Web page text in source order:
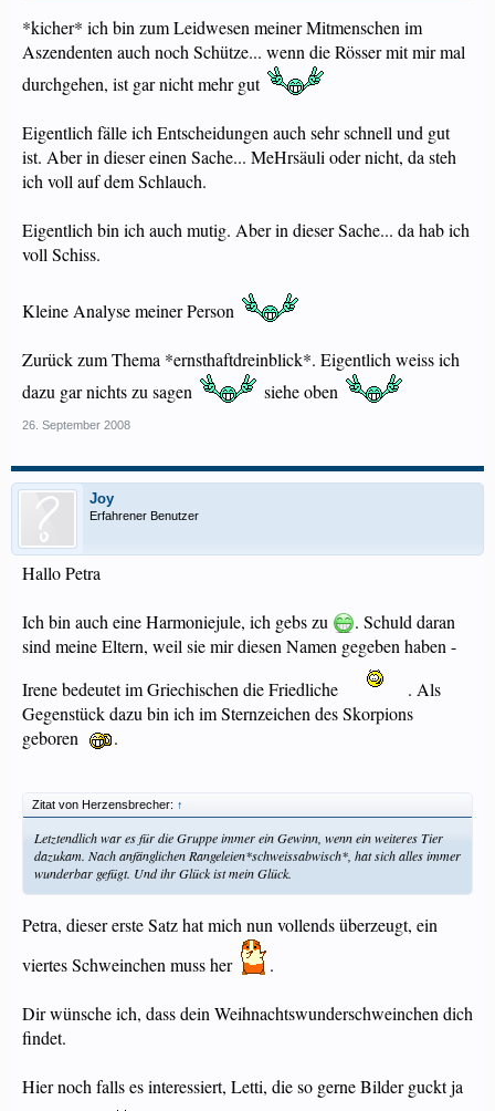
*kicher* ich bin zum Leidwesen meiner Mitmenschen im
Aszendenten auch noch Schütze... wenn die Rösser mit mir mal
durchgehen, ist gar nicht mehr gut
Eigentlich fälle ich Entscheidungen auch sehr schnell und gut
ist. Aber in dieser einen Sache... MeHrsäuli oder nicht, da steh
ich voll auf dem Schlauch.
Eigentlich bin ich auch mutig. Aber in dieser Sache... da hab ich
voll Schiss.
Kleine Analyse meiner Person
Zurück zum Thema *ernsthaftdreinblick*. Eigentlich weiss ich
dazu gar nichts zu sagen
siehe oben
26. September 2008
Joy
Erfahrener Benutzer
Hallo Petra
Ich bin auch eine Harmoniejule, ich gebs zu
. Schuld daran
sind meine Eltern, weil sie mir diesen Namen gegeben haben -
Irene bedeutet im Griechischen die Friedliche
. Als
Gegenstück dazu bin ich im Sternzeichen des Skorpions
geboren
.
Zitat von Herzensbrecher: ↑
Letztendlich war es für die Gruppe immer ein Gewinn, wenn ein weiteres Tier
dazukam. Nach anfänglichen Rangeleien*schweissabwisch*, hat sich alles immer
wunderbar gefügt. Und ihr Glück ist mein Glück.
Petra, dieser erste Satz hat mich nun vollends überzeugt, ein
viertes Schweinchen muss her
.
Dir wünsche ich, dass dein Weihnachtswunderschweinchen dich
findet.
Hier noch falls es interessiert, Letti, die so gerne Bilder guckt ja